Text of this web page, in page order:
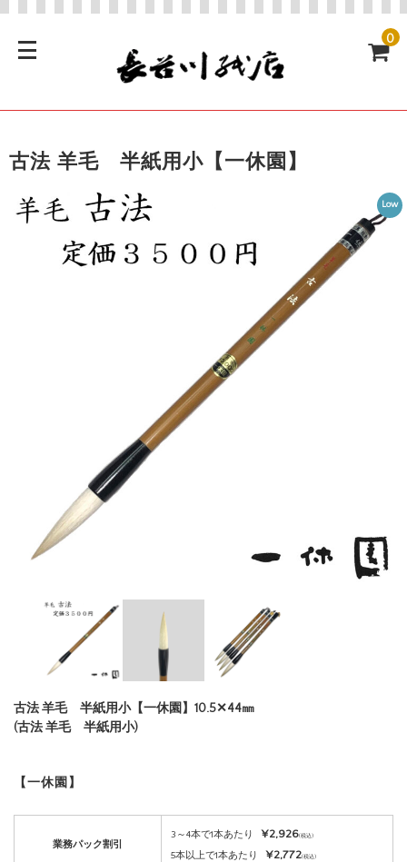
0
古法 羊毛 半紙用小【一休園】
Low
古法 羊毛 半紙用小【一休園】10.5✕44㎜
(古法 羊毛 半紙用小)
【一休園】
業務パック割引
3～4本で1本あたり ¥2,926(税込)
5本以上で1本あたり ¥2,772(税込)